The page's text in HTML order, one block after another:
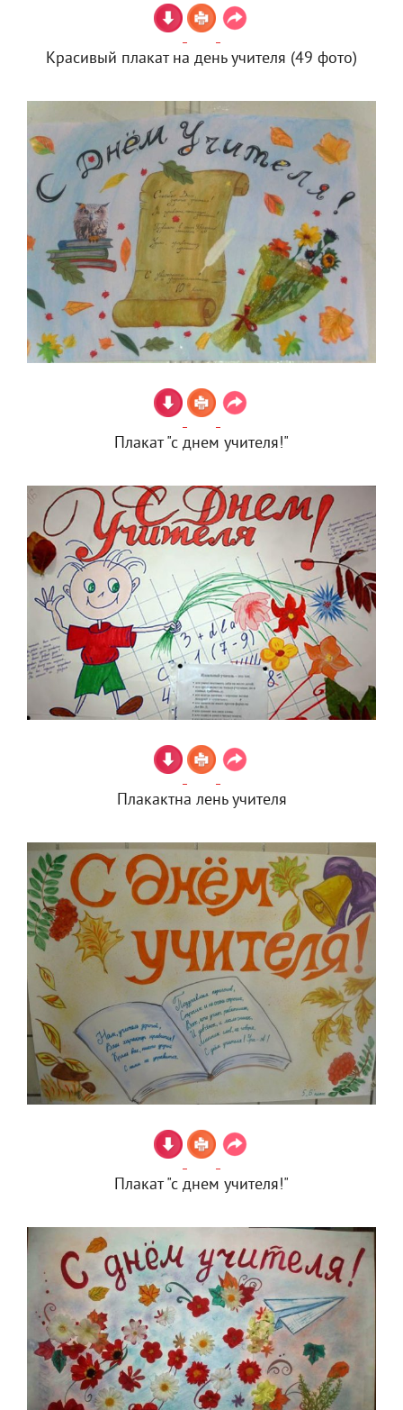
Красивый плакат на день учителя (49 фото)
Плакат "с днем учителя!"
Плакактна лень учителя
Плакат "с днем учителя!"